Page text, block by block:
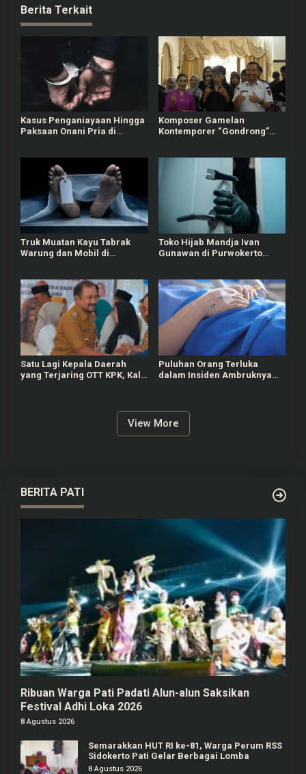
Berita Terkait
Kasus Penganiayaan Hingga
Paksaan Onani Pria di
Komposer Gamelan
Kontemporer “Gondrong”
Truk Muatan Kayu Tabrak
Warung dan Mobil di
Toko Hijab Mandja Ivan
Gunawan di Purwokerto
Satu Lagi Kepala Daerah
yang Terjaring OTT KPK, Kali
Puluhan Orang Terluka
dalam Insiden Ambruknya
View More
BERITA PATI
Ribuan Warga Pati Padati Alun-alun Saksikan
Festival Adhi Loka 2026
8 Agustus 2026
Semarakkan HUT RI ke-81, Warga Perum RSS
Sidokerto Pati Gelar Berbagai Lomba
8 Agustus 2026